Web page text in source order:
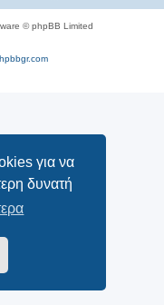
για να
δυνατή
© phpBB Limited